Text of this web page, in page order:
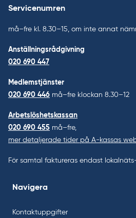
Servicenumren
må–fre kl. 8.30–15, om inte annat
Anställningsrådgivning
020 690 447
Medlemstjänster
020 690 446 må–fre klockan 8.30–12
Arbetslöshetskassan
020 690 455 må–fre,
mer detaljerade tider på A-kassas
För samtal faktureras endast
Navigera
Kontaktuppgifter